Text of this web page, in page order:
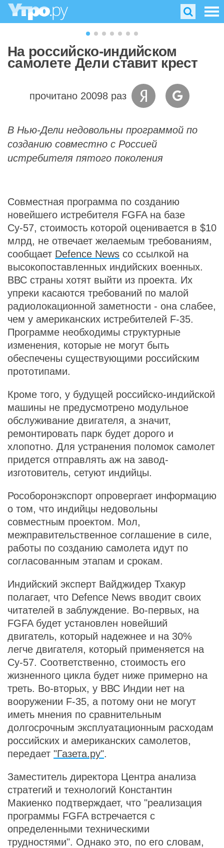
На российско-индийском
самолете Дели ставит крест
прочитано 20098 раз
В Нью-Дели недовольны программой по
созданию совместно с Россией
истребителя пятого поколения
Совместная программа по созданию
новейшего истребителя FGFA на базе
Су-57, стоимость которой оценивается в $10
млрд, не отвечает желаемым требованиям,
сообщает Defence News со ссылкой на
высокопоставленных индийских военных.
ВВС страны хотят выйти из проекта. Их
упреки касаются требований по малой
радиолокационной заметности - она слабее,
чем у американских истребителей F-35.
Программе необходимы структурные
изменения, которые не могут быть
обеспечены существующими российским
прототипами.
Кроме того, у будущей российско-индийской
машины не предусмотрено модульное
обслуживание двигателя, а значит,
ремонтировать парк будет дорого и
хлопотно. Для устранения поломок самолет
придется отправлять аж на завод-
изготовитель, сетуют индийцы.
Рособоронэкспорт опровергает информацию
о том, что индийцы недовольны
совместным проектом. Мол,
межправительственное соглашение в силе,
работы по созданию самолета идут по
согласованным этапам и срокам.
Индийский эксперт Вайджидер Тхакур
полагает, что Defence News вводит своих
читателей в заблуждение. Во-первых, на
FGFA будет установлен новейший
двигатель, который надежнее и на 30%
легче двигателя, который применяется на
Су-57. Соответственно, стоимость его
жизненного цикла будет ниже примерно на
треть. Во-вторых, у ВВС Индии нет на
вооружении F-35, а потому они не могут
иметь мнения по сравнительным
долгосрочным эксплуатационным расходам
российских и американских самолетов,
передает "Газета.ру".
Заместитель директора Центра анализа
стратегий и технологий Константин
Макиенко подтверждает, что "реализация
программы FGFA встречается с
определенными техническими
трудностями". Однако это, по его словам,